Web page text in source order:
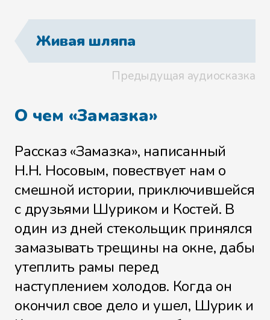
Живая шляпа
Предыдущая аудиосказка
О чем «Замазка»
Рассказ «Замазка», написанный
Н.Н. Носовым, повествует нам о
смешной истории, приключившейся
с друзьями Шуриком и Костей. В
один из дней стекольщик принялся
замазывать трещины на окне, дабы
утеплить рамы перед
наступлением холодов. Когда он
окончил свое дело и ушел, Шурик и